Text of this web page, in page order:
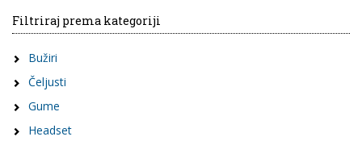
Filtriraj prema kategoriji
Bužiri
Čeljusti
Gume
Headset